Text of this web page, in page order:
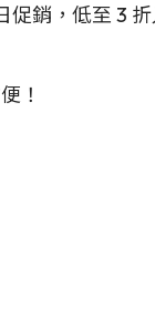
銷，低至 3
！